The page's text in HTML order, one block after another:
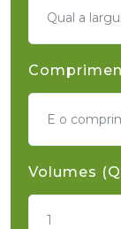
Volumes
1